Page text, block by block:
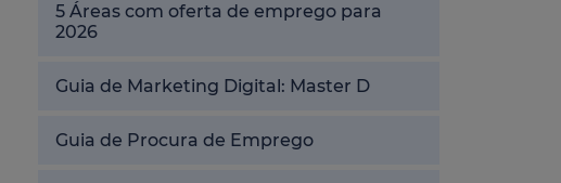
5 Áreas com oferta de emprego para
2026
Guia de Marketing Digital: Master D
Guia de Procura de Emprego